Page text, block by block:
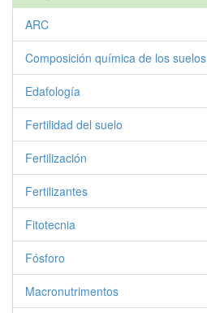
ARC
Composición química de los suelos
Edafología
Fertilidad del suelo
Fertilización
Fertilizantes
Fitotecnia
Fósforo
Macronutrimentos